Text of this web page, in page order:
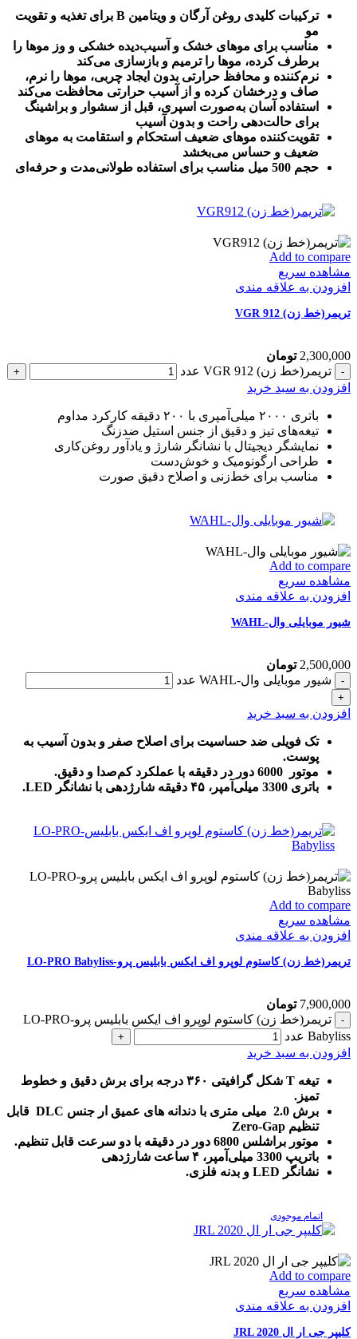
ترکیبات کلیدی روغن آرگان و ویتامین B برای تغذیه و تقویت
مو
مناسب برای موهای خشک و آسیب‌دیده خشکی و وز موها را
برطرف کرده، موها را ترمیم و بازسازی می‌کند
نرم‌کننده و محافظ حرارتی بدون ایجاد چربی، موها را نرم،
صاف و درخشان کرده و از آسیب حرارتی محافظت می‌کند
استفاده آسان به‌صورت اسپری، قبل از سشوار و براشینگ
برای حالت‌دهی راحت و بدون آسیب
تقویت‌کننده موهای ضعیف استحکام و استقامت به موهای
ضعیف و حساس می‌بخشد
حجم 500 میل مناسب برای استفاده طولانی‌مدت و حرفه‌ای
Add to compare
مشاهده سریع
افزودن به علاقه مندی
تریمر(خط زن) VGR 912
2,300,000 تومان
تریمر(خط زن) VGR 912 عدد
افزودن به سبد خرید
باتری ۲۰۰۰ میلی‌آمپری با ۲۰۰ دقیقه کارکرد مداوم
تیغه‌های تیز و دقیق از جنس استیل ضدزنگ
نمایشگر دیجیتال با نشانگر شارژ و یادآور روغن‌کاری
طراحی ارگونومیک و خوش‌دست
مناسب برای خط‌زنی و اصلاح دقیق صورت
Add to compare
مشاهده سریع
افزودن به علاقه مندی
شیور موبایلی وال-WAHL
2,500,000 تومان
شیور موبایلی وال-WAHL عدد
افزودن به سبد خرید
تک فویلی ضد حساسیت برای اصلاح صفر و بدون آسیب به
پوست.
موتور 6000 دور در دقیقه با عملکرد کم‌صدا و دقیق.
باتری 3300 میلی‌آمپر، ۴۵ دقیقه شارژدهی با نشانگر LED.
Add to compare
مشاهده سریع
افزودن به علاقه مندی
تریمر(خط زن) کاستوم لوپرو اف ایکس بابلیس پرو-LO-PRO Babyliss
7,900,000 تومان
تریمر(خط زن) کاستوم لوپرو اف ایکس بابلیس پرو-LO-PRO
Babyliss عدد
افزودن به سبد خرید
تیغه T شکل گرافیتی ۳۶۰ درجه برای برش دقیق و خطوط
تمیز.
برش 2.0 میلی متری با دندانه های عمیق ار جنس DLC قابل
تنظیم Zero-Gap
موتور براشلس 6800 دور در دقیقه با دو سرعت قابل تنظیم.
باتریپ 3300 میلی‌آمپر، ۴ ساعت شارژدهی
نشانگر LED و بدنه فلزی.
اتمام موجودی
Add to compare
مشاهده سریع
افزودن به علاقه مندی
کلیپر جی ار ال JRL 2020